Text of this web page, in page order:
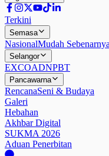
Terkini
Semasa
NasionalMudah Sebenarnya
Selangor
EXCOADNPBT
Pancawarna
RencanaSeni & Budaya
Galeri
Hebahan
Akhbar Digital
SUKMA 2026
Aduan Penerbitan